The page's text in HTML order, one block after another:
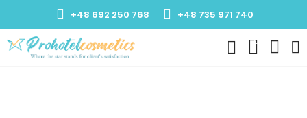
+48 692 250 768 +48 735 971 740
0